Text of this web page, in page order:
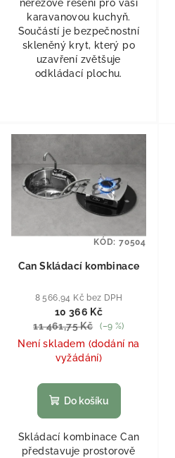
nerezové řešení pro vaši
karavanovou kuchyň.
Součástí je bezpečnostní
skleněný kryt, který po
uzavření zvětšuje
odkládací plochu.
Can Skládací kombinace
8 566,94 Kč bez DPH
10 366 Kč
11 461,75 Kč
(–9 %)
Není skladem (dodání na
vyžádání)
Do košíku
Skládací kombinace Can
představuje prostorově
KÓD: 70504